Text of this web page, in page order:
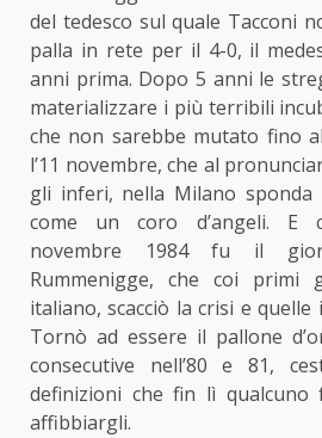
del tedesco sul quale Tacconi
palla in rete per il 4-0, il
anni prima. Dopo 5 anni le
materializzare i più terribili
che non sarebbe mutato fino
l’11 novembre, che al
gli inferi, nella Milano sponda
come un coro d’angeli. E
novembre 1984 fu il
Rummenigge, che coi primi
italiano, scacciò la crisi e
Tornò ad essere il pallone
consecutive nell’80 e 81,
definizioni che fin lì qualcuno
affibbiargli.